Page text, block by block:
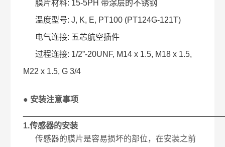
膜片材料: 15-5PH 带涂层的不锈钢
温度型号: J, K, E, PT100 (PT124G-121T)
电气连接: 五芯航空插件
过程连接: 1/2”-20UNF, M14 x 1.5, M18 x 1.5,
M22 x 1.5, G 3/4
● 安装注意事项
​1.传感器的安装
传感器的膜片是容易损坏的部位，在安装之前